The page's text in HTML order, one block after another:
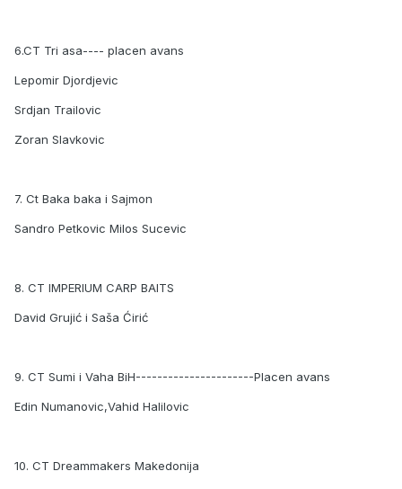
6.CT Tri asa---- placen avans
Lepomir Djordjevic
Srdjan Trailovic
Zoran Slavkovic
7. Ct Baka baka i Sajmon
Sandro Petkovic Milos Sucevic
8. CT IMPERIUM CARP BAITS
David Grujić i Saša Ćirić
9. CT Sumi i Vaha BiH----------------------Placen avans
Edin Numanovic,Vahid Halilovic
10. CT Dreammakers Makedonija